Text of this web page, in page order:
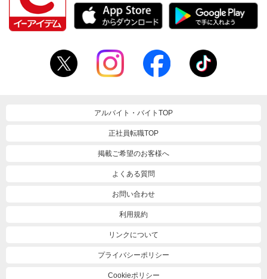
アルバイト・バイトTOP
正社員転職TOP
掲載ご希望のお客様へ
よくある質問
お問い合わせ
利用規約
リンクについて
プライバシーポリシー
Cookieポリシー